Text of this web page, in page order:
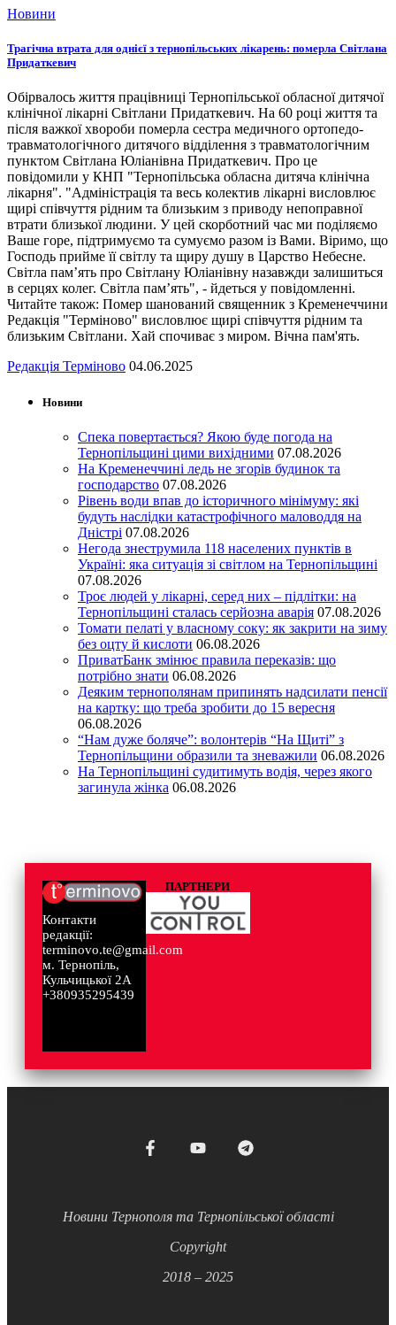
Новини
Трагічна втрата для однієї з тернопільських лікарень: померла Світлана
Придаткевич
Обірвалось життя працівниці Тернопільської обласної дитячої
клінічної лікарні Світлани Придаткевич. На 60 році життя та
після важкої хвороби померла сестра медичного ортопедо-
травматологічного дитячого відділення з травматологічним
пунктом Світлана Юліанівна Придаткевич. Про це
повідомили у КНП "Тернопільська обласна дитяча клінічна
лікарня". "Адміністрація та весь колектив лікарні висловлює
щирі співчуття рідним та близьким з приводу непоправної
втрати близької людини. У цей скорботний час ми поділяємо
Ваше горе, підтримуємо та сумуємо разом із Вами. Віримо, що
Господь прийме її світлу та щиру душу в Царство Небесне.
Світла пам’ять про Світлану Юліанівну назавжди залишиться
в серцях колег. Світла пам’ять", - йдеться у повідомленні.
Читайте також: Помер шанований священник з Кременеччини
Редакція "Терміново" висловлює щирі співчуття рідним та
близьким Світлани. Хай спочиває з миром. Вічна пам'ять.
Редакція Терміново 04.06.2025
Новини
Спека повертається? Якою буде погода на
Тернопільщині цими вихідними 07.08.2026
На Кременеччині ледь не згорів будинок та
господарство 07.08.2026
Рівень води впав до історичного мінімуму: які
будуть наслідки катастрофічного маловоддя на
Дністрі 07.08.2026
Негода знеструмила 118 населених пунктів в
Україні: яка ситуація зі світлом на Тернопільщині
07.08.2026
Троє людей у лікарні, серед них – підлітки: на
Тернопільщині сталась серйозна аварія 07.08.2026
Томати пелаті у власному соку: як закрити на зиму
без оцту й кислоти 06.08.2026
ПриватБанк змінює правила переказів: що
потрібно знати 06.08.2026
Деяким тернополянам припинять надсилати пенсії
на картку: що треба зробити до 15 вересня
06.08.2026
“Нам дуже боляче”: волонтерів “На Щиті” з
Тернопільщини образили та зневажили 06.08.2026
На Тернопільщині судитимуть водія, через якого
загинула жінка 06.08.2026
Контакти
редакції:
terminovo.te@gmail.com
м. Тернопіль,
Кульчицької 2А
+380935295439
ПАРТНЕРИ
Новини Тернополя та Тернопільської області
Copyright
2018 – 2025